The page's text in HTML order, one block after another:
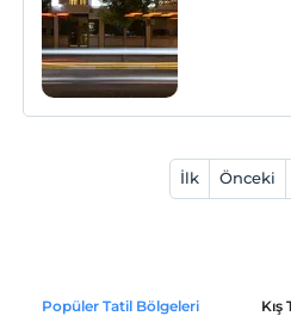
İlk Önceki
Popüler Tatil Bölgeleri Kış